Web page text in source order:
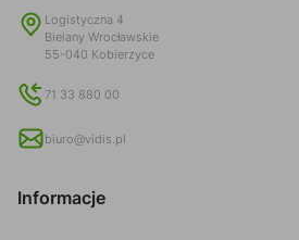
Logistyczna 4
Bielany Wrocławskie
55-040 Kobierzyce
71 33 880 00
biuro@vidis.pl
Informacje